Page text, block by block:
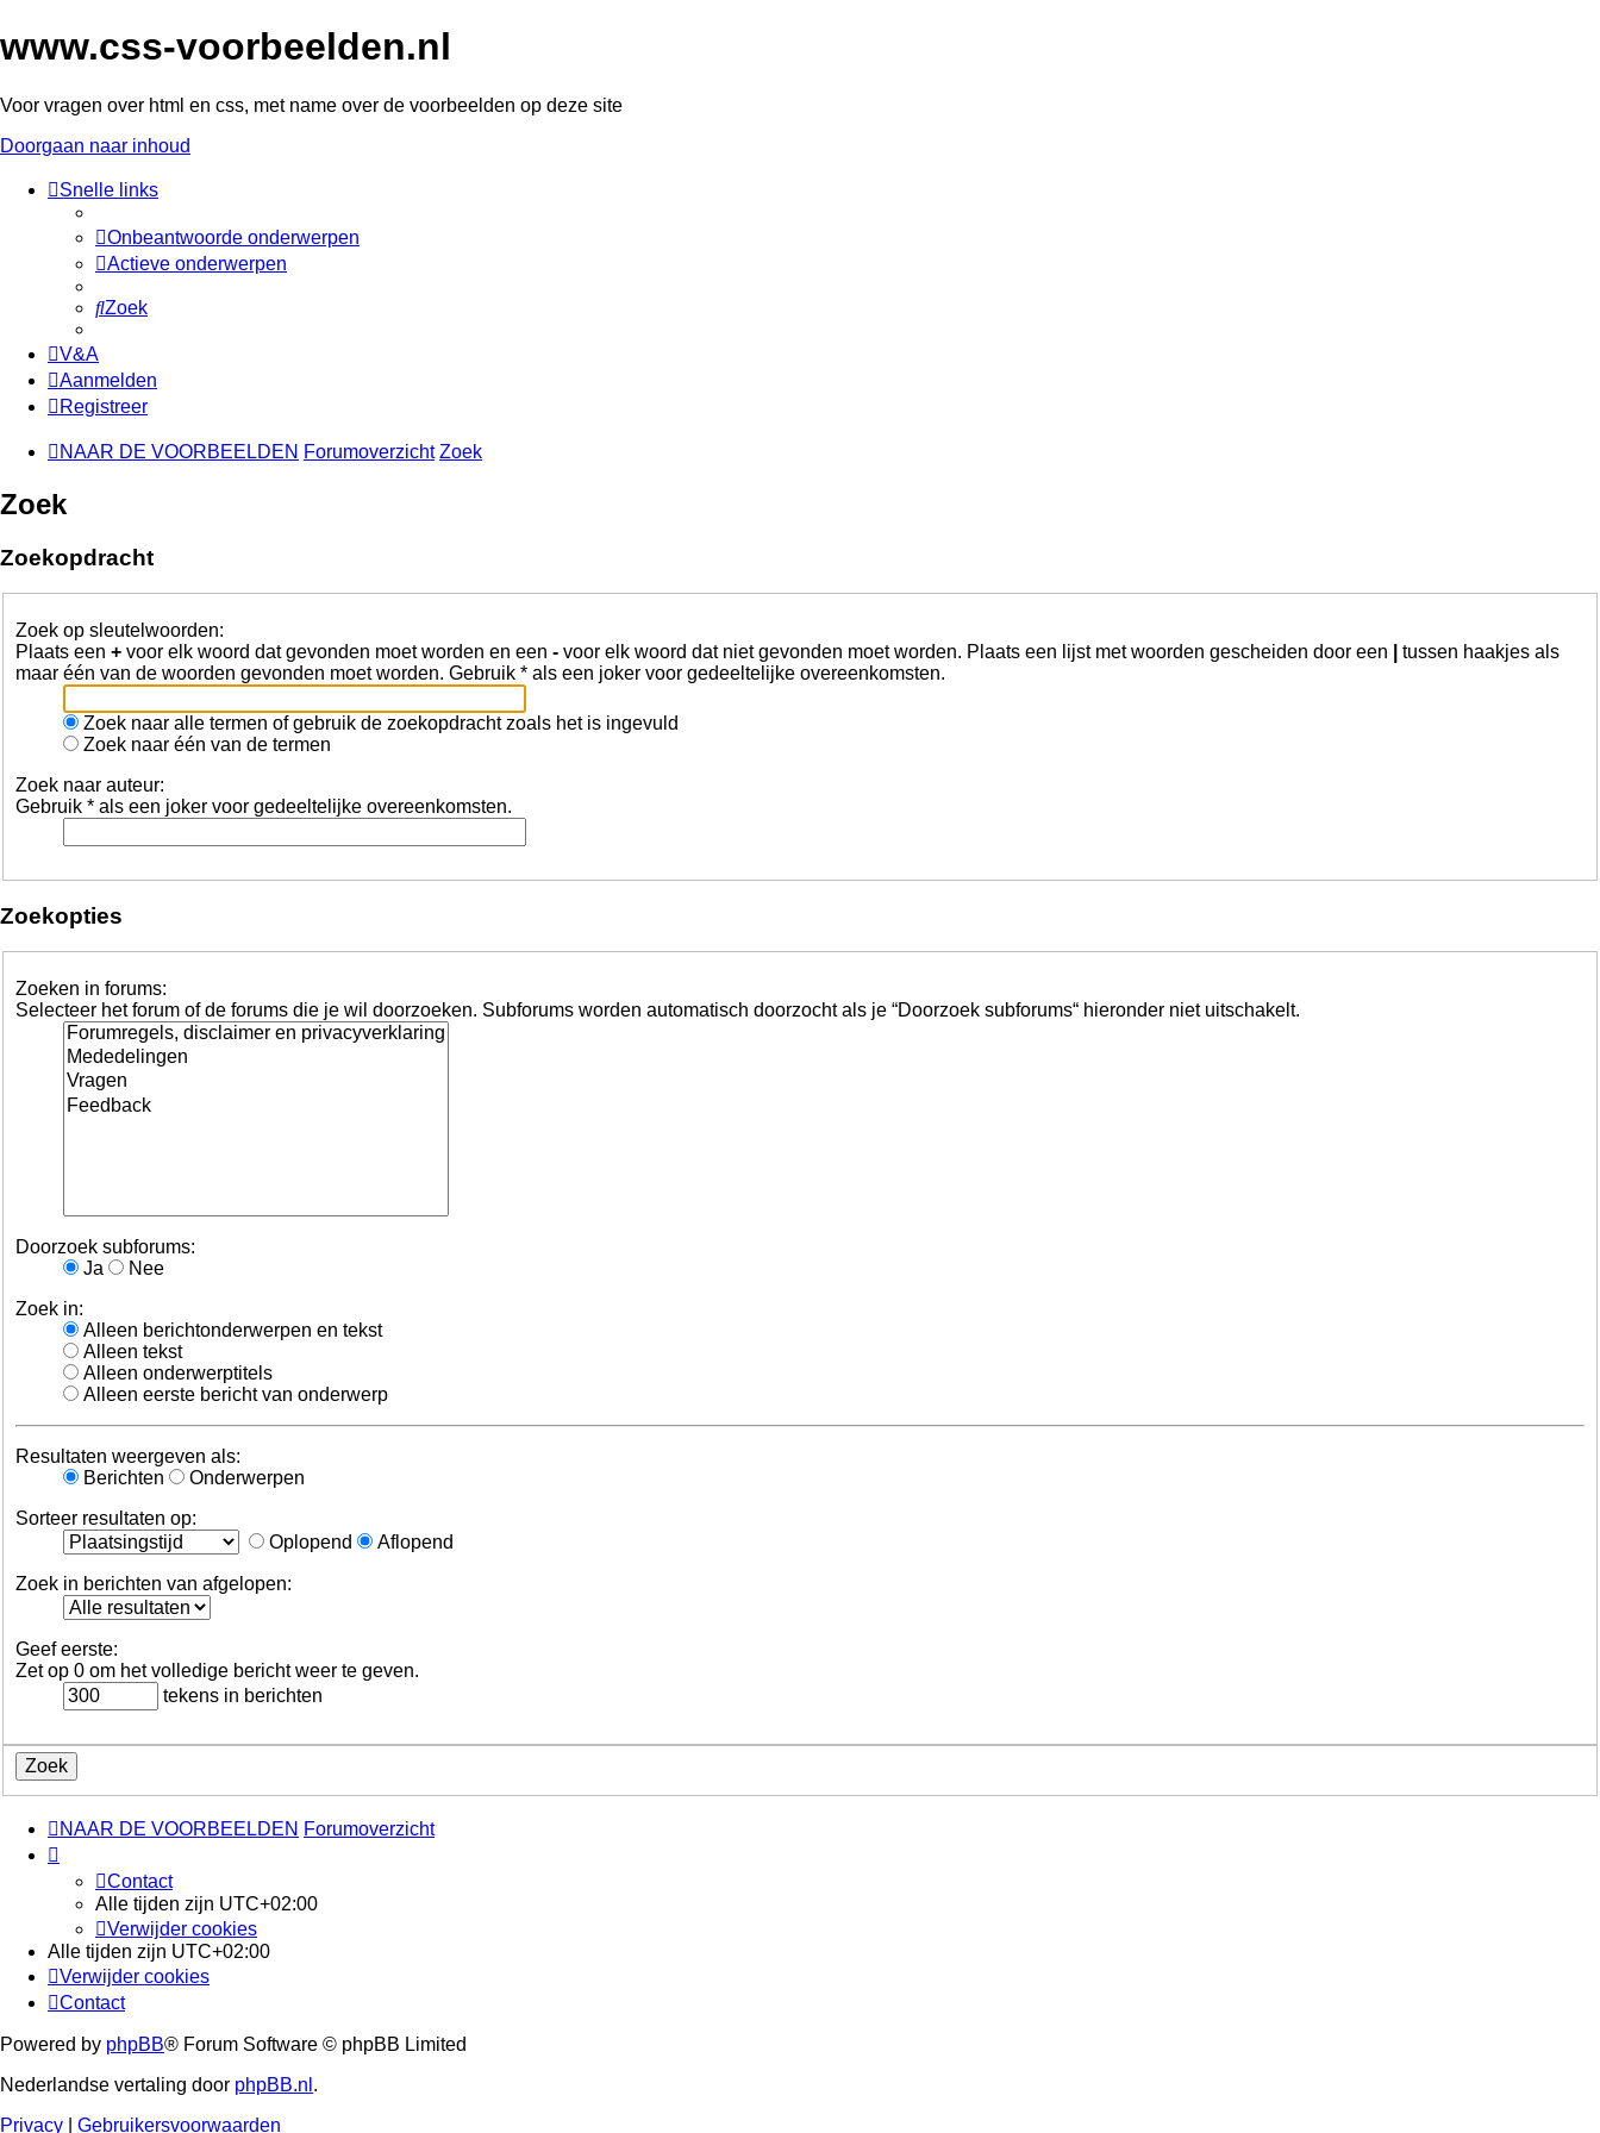
www.css-voorbeelden.nl
Voor vragen over html en css, met name over de voorbeelden op deze site
Doorgaan naar inhoud
Snelle links
Onbeantwoorde onderwerpen
Actieve onderwerpen
Zoek
V&A
Aanmelden
Registreer
NAAR DE VOORBEELDEN Forumoverzicht Zoek
Zoek
Zoekopdracht
Zoek op sleutelwoorden:
Plaats een + voor elk woord dat gevonden moet worden en een - voor elk woord dat niet gevonden moet worden. Plaats een lijst met woorden gescheiden door een
tussen haakjes als
maar één van de woorden gevonden moet worden. Gebruik * als een joker voor gedeeltelijke overeenkomsten.
Zoek naar alle termen of gebruik de zoekopdracht zoals het is ingevuld
Zoek naar één van de termen
Zoek naar auteur:
Gebruik * als een joker voor gedeeltelijke overeenkomsten.
Zoekopties
Zoeken in forums:
Selecteer het forum of de forums die je wil doorzoeken. Subforums worden automatisch doorzocht als je “Doorzoek subforums“ hieronder niet uitschakelt.
Doorzoek subforums:
Ja
Nee
Zoek in:
Alleen berichtonderwerpen en tekst
Alleen tekst
Alleen onderwerptitels
Alleen eerste bericht van onderwerp
Resultaten weergeven als:
Berichten
Onderwerpen
Sorteer resultaten op:
Oplopend
Aflopend
Zoek in berichten van afgelopen:
Geef eerste:
Zet op 0 om het volledige bericht weer te geven.
tekens in berichten
NAAR DE VOORBEELDEN Forumoverzicht
Contact
Alle tijden zijn UTC+02:00
Verwijder cookies
Alle tijden zijn UTC+02:00
Verwijder cookies
Contact
Powered by phpBB® Forum Software © phpBB Limited
Nederlandse vertaling door phpBB.nl .
Privacy
Gebruikersvoorwaarden